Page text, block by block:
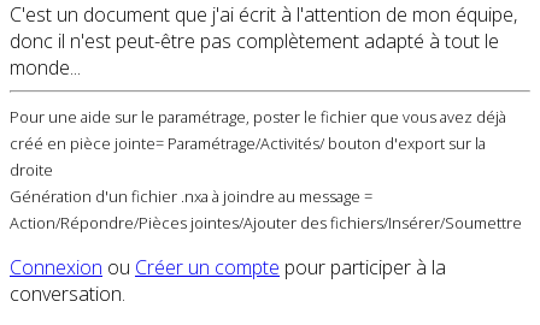
C'est un document que j'ai écrit à l'attention de mon équipe,
donc il n'est peut-être pas complètement adapté à tout le
monde...
Pour une aide sur le paramétrage, poster le fichier que vous avez déjà
créé en pièce jointe= Paramétrage/Activités/ bouton d'export sur la
droite
Génération d'un fichier .nxa à joindre au message =
Action/Répondre/Pièces jointes/Ajouter des fichiers/Insérer/Soumettre
Connexion ou Créer un compte pour participer à la
conversation.